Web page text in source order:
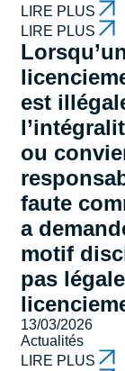
LIRE PLUS
LIRE PLUS
est
ou
faute
a
motif
pas
13/03/2026
Actualités
LIRE PLUS